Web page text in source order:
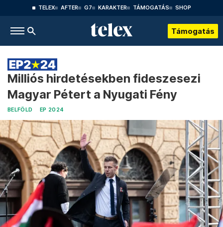
TELEX AFTER G7 KARAKTER TÁMOGATÁS SHOP
Támogatás
Milliós hirdetésekben fideszesezi
Magyar Pétert a Nyugati Fény
BELFÖLD EP 2024